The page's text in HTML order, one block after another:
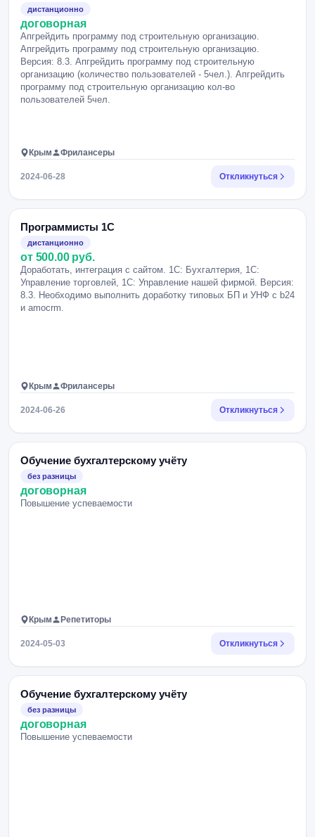
дистанционно
договорная
Апгрейдить программу под строительную организацию.
Апгрейдить программу под строительную организацию.
Версия: 8.3. Апгрейдить программу под строительную
организацию (количество пользователей - 5чел.). Апгрейдить
программу под строительную организацию кол-во
пользователей 5чел.
Крым Фрилансеры
2024-06-28 Откликнуться
Программисты 1С
дистанционно
от 500.00 руб.
Доработать, интеграция с сайтом. 1С: Бухгалтерия, 1С:
Управление торговлей, 1С: Управление нашей фирмой. Версия:
8.3. Необходимо выполнить доработку типовых БП и УНФ с b24
и amocrm.
Крым Фрилансеры
2024-06-26 Откликнуться
Обучение бухгалтерскому учёту
без разницы
договорная
Повышение успеваемости
Крым Репетиторы
2024-05-03 Откликнуться
Обучение бухгалтерскому учёту
без разницы
договорная
Повышение успеваемости